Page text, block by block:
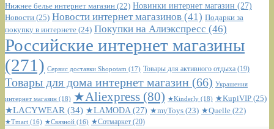
Нижнее белье интернет магазин (22) Новинки интернет магазин (27)
Новости (25) Новости интернет магазинов (41) Подарки за
покупку в интернете (24) Покупки на Алиэкспресс (46)
Российские интернет магазины
(271) Сервис доставки Shopotam (17) Товары для активного отдыха (19)
Товары для дома интернет магазин (66) Украшения
интернет магазин (18) ★Aliexpress (80) ★Kinderly (18) ★KupiVIP (25)
★LACYWEAR (34) ★LAMODA (27) ★myToys (23) ★Quelle (22)
★Tmart (16) ★Связной (16) ★Сотмаркет (20)